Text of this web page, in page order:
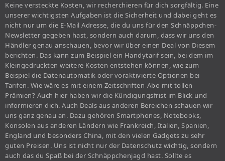
Keine versteckte Kosten, wir recherchieren für dich sorgfältig. Eine
unserer wichtigsten Aufgaben ist die Sicherheit und dabei geht es
nicht nur um die E-Mail Adresse, die du uns für den Schnäppchen-
Newsletter gegeben hast, sondern auch darum, dass wir uns den
Händler genau anschauen, bevor wir über einen Deal von Diesem
berichten. Das kann zum Beispiel ein Handytarif sein, bei dem im
Kleingedruckten weitere Kosten entstehen können, wie zum
Beispiel die Datenautomatik oder voraktivierte Optionen bei
Tarifen. Wie wäre es mit einem Zeitschriften-Abo mit tollen
Prämien? Auch hier haben wir die Kündigungsfrist im Blick und
informieren dich. Auch Deals aus anderen Bereichen schauen wir
uns ganz genau an. Dazu gehören Smartphones, Notebooks,
Konsolen aus anderen Ländern wie Frankreich, Italien, Spanien,
England und besonders China, mit den vielen Gadgets zu sehr
guten Preisen. Uns ist nicht nur der Datenschutz wichtig, sondern
auch das du Spaß bei der Schnäppchenjagd hast. Sollte es